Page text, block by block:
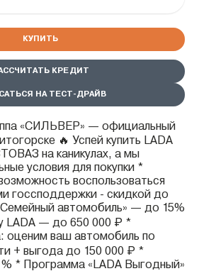
КУПИТЬ
КРЕДИТ
НА ТЕСТ-ДРАЙВ
«СИЛЬВЕР» — официальный
🔥 Успей купить LADA
на каникулах, а мы
условия для покупки *
воспользоваться
госсподдержки - скидкой до
автомобиль» — до 15%
LADA — до 650 000 ₽ *
оценим ваш автомобиль по
+ выгода до 150 000 ₽ *
* Программа «LADA Выгодный»